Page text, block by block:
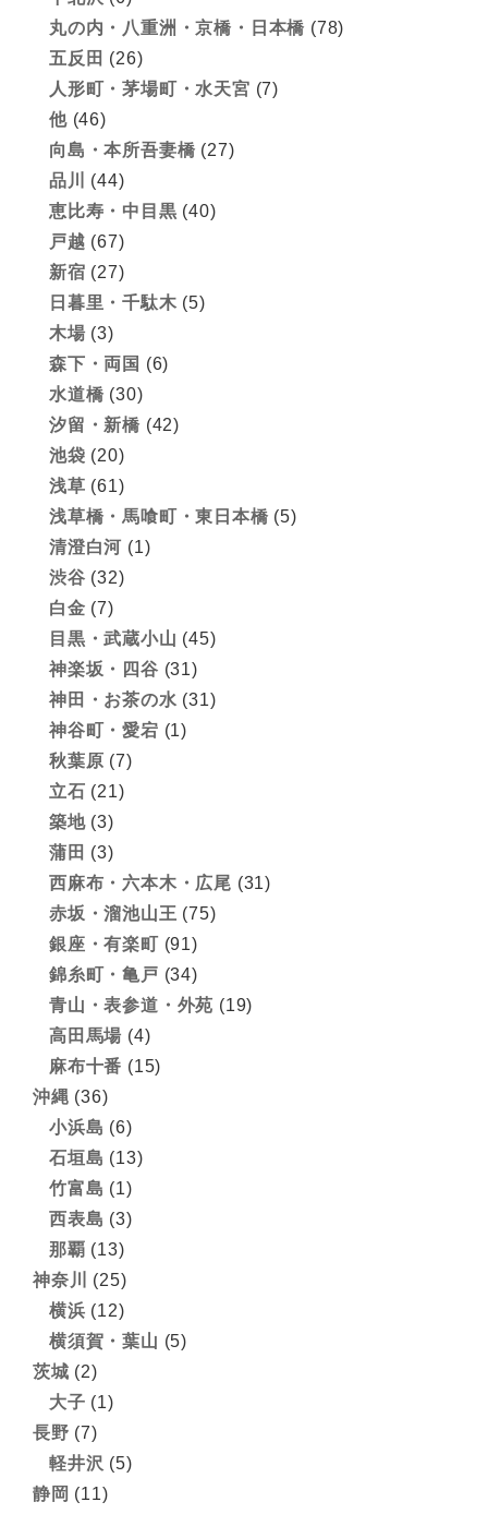
丸の内・八重洲・京橋・日本橋 (78)
五反田 (26)
人形町・茅場町・水天宮 (7)
他(46)
向島・本所吾妻橋 (27)
品川
(44)
恵比寿・中目黒 (40)
戸越 (67)
新宿 (27)
日暮里・千駄木 (5)
木場 (3)
森下・両国 (6)
水道橋 (30)
汐留・新橋 (42)
池袋 (20)
浅草 (61)
浅草橋・馬喰町・東日本橋 (5)
清澄白河 (1)
渋谷 (32)
白金 (7)
目黒・武蔵小山 (45)
神楽坂・四谷 (31)
神田・お茶の水 (31)
神谷町・愛宕 (1)
秋葉原 (7)
立石 (21)
築地(3)
蒲田 (3)
西麻布・六本木・広尾 (31)
赤坂・溜池山王 (75)
銀座・有楽町 (91)
錦糸町・亀戸 (34)
青山・表参道・外苑 (19)
高田馬場 (4)
麻布十番 (15)
沖縄 (36)
小浜島 (6)
石垣島 (13)
竹富島 (1)
西表島 (3)
那覇 (13)
神奈川
(25)
横浜 (12)
横須賀・葉山 (5)
茨城 (2)
大子 (1)
長野 (7)
軽井沢 (5)
静岡 (11)